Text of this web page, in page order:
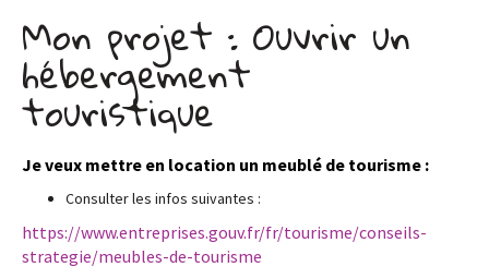
Mon projet : Ouvrir un
hébergement
touristique
Je veux mettre en location un meublé de tourisme :
Consulter les infos suivantes :
https://www.entreprises.gouv.fr/fr/tourisme/conseils-
strategie/meubles-de-tourisme